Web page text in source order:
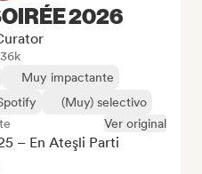
2026
36k
Muy impactante
(Muy) selectivo
Ver original
– En Ateşli Parti